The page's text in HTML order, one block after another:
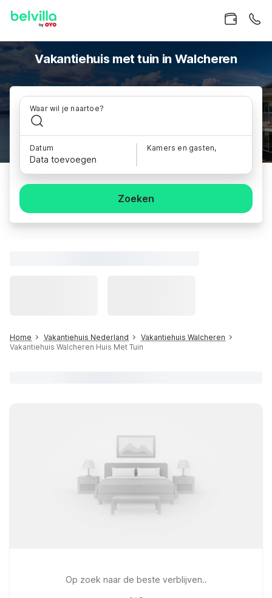
Vakantiehuis met tuin in Walcheren
Waar wil je naartoe?
Datum
Data toevoegen
Kamers en gasten,
Zoeken
Home Vakantiehuis Nederland
Vakantiehuis Walcheren
Vakantiehuis Walcheren Huis Met Tuin
Op zoek naar de beste verblijven..